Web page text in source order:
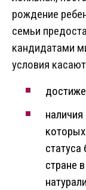
рождение
семьи
кандидатами
условия
стране